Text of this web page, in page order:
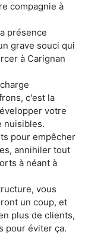
compagnie à
présence
grave souci qui
à Carignan
c'est la
votre
nuisibles.
pour empêcher
annihiler tout
à néant à
vous
un coup, et
plus de clients,
pour éviter ça.